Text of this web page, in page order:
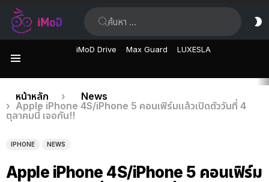
iMoD Drive Max Guard LUXESLA
เรื่อง
ล่าสุด
คุณอยู่ที่นี่:
หน้าหลัก
News
Apple iPhone 4S/iPhone 5 คอนเฟิร์มแล้วเปิดตัววันที่ 4
ตุลาคมนี้ เจอกัน!!
IPHONE NEWS
Apple iPhone 4S/iPhone 5 คอนเฟิร์ม